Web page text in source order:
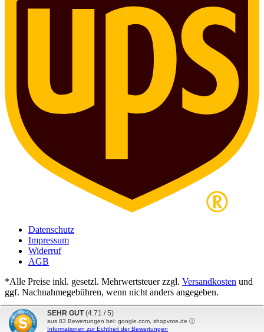
Datenschutz
Impressum
Widerruf
AGB
*Alle Preise inkl. gesetzl. Mehrwertsteuer zzgl. Versandkosten und
ggf. Nachnahmegebühren, wenn nicht anders angegeben.
SEHR GUT (4.71 / 5)
aus 83 Bewertungen bei: google.com, shopvote.de ⓘ
Informationen zur Echtheit der Bewertungen